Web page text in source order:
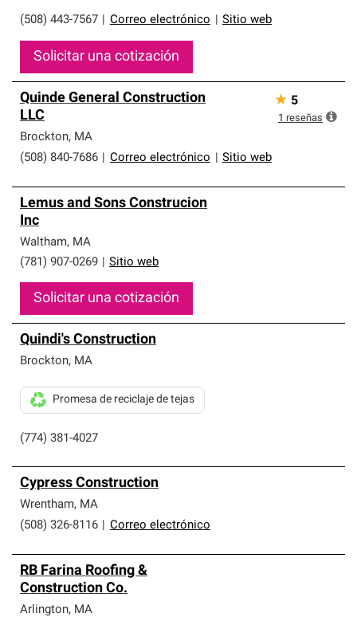
(508) 443-7567 Correo electrónico Sitio web
Solicitar una cotización
Quinde General Construction
LLC
Brockton, MA
(508) 840-7686
Correo electrónico Sitio web
★ 5
1 reseñas
Lemus and Sons Construcion
Inc
Waltham, MA
(781) 907-0269
Sitio web
Solicitar una cotización
Quindi's Construction
Brockton, MA
(774) 381-4027
Promesa de reciclaje de tejas
Cypress Construction
Wrentham, MA
(508) 326-8116
Correo electrónico
RB Farina Roofing &
Construction Co.
Arlington, MA